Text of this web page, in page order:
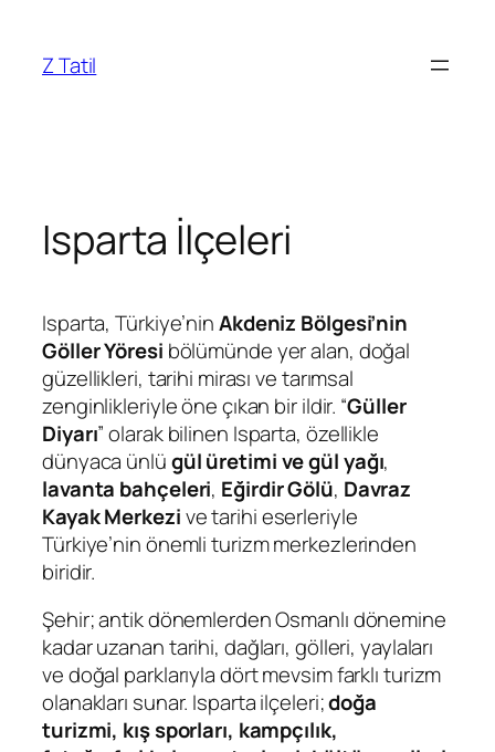
Z Tatil
Isparta İlçeleri
Isparta, Türkiye’ninAkdeniz Bölgesi’nin
Göller Yöresi bölümünde yer alan, doğal
güzellikleri, tarihi mirası ve tarımsal
zenginlikleriyle öne çıkan bir ildir. “Güller
Diyarı” olarak bilinen Isparta, özellikle
dünyaca ünlügül üretimi ve gül yağı,
lavanta bahçeleri, Eğirdir Gölü, Davraz
Kayak Merkezive tarihi eserleriyle
Türkiye’nin önemli turizm merkezlerinden
biridir.
Şehir; antik dönemlerden Osmanlı dönemine
kadar uzanan tarihi, dağları, gölleri, yaylaları
ve doğal parklarıyla dört mevsim farklı turizm
olanakları sunar. Isparta ilçeleri;doğa
turizmi, kış sporları, kampçılık,